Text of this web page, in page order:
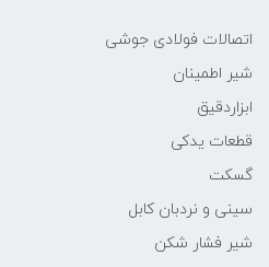
اتصالات فولادی جوشی
شیر اطمینان
ابزاردقیق
قطعات یدکی
گسکت
سینی و نردبان کابل
شیر فشار شکن